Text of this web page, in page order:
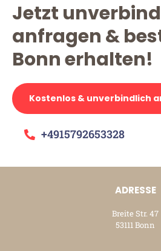
Jetzt
anfragen &
Bonn erhalten!
Kostenlos & unverbindlich
+4915792653328
ADRESSE
Breite Str. 47
53111 Bonn